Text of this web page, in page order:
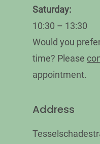
Saturday:
10:30 – 13:30
Would you
time? Please
appointment.
Address